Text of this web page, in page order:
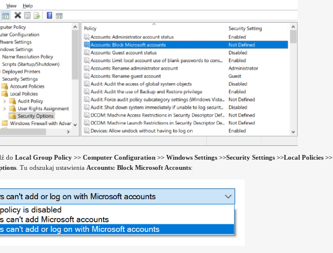
do Local Group Policy >> Computer Configuration >> Windows Settings >>Security Settings >>Local Policies >>
. Tu odszukaj ustawienia Accounts: Block Microsoft Accounts: